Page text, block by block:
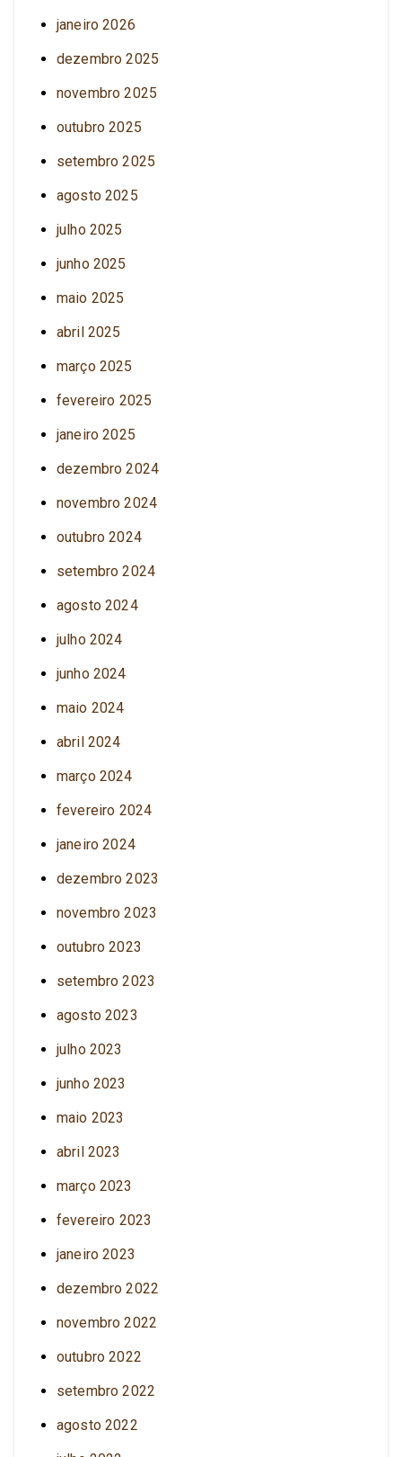
janeiro 2026
dezembro 2025
novembro 2025
outubro 2025
setembro 2025
agosto 2025
julho 2025
junho 2025
maio 2025
abril 2025
março 2025
fevereiro 2025
janeiro 2025
dezembro 2024
novembro 2024
outubro 2024
setembro 2024
agosto 2024
julho 2024
junho 2024
maio 2024
abril 2024
março 2024
fevereiro 2024
janeiro 2024
dezembro 2023
novembro 2023
outubro 2023
setembro 2023
agosto 2023
julho 2023
junho 2023
maio 2023
abril 2023
março 2023
fevereiro 2023
janeiro 2023
dezembro 2022
novembro 2022
outubro 2022
setembro 2022
agosto 2022